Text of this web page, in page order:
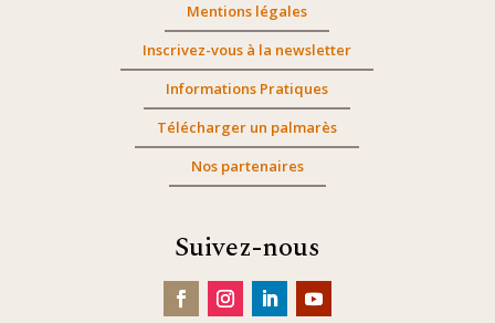
Mentions légales
Inscrivez-vous à la newsletter
Informations Pratiques
Télécharger un palmarès
Nos partenaires
Suivez-nous